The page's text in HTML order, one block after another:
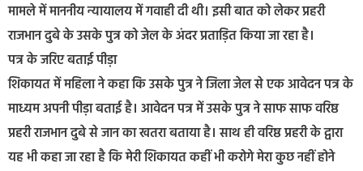
मामले में माननीय न्यायालय में गवाही दी थी। इसी बात को लेकर प्रहरी
राजभान दुबे के उसके पुत्र को जेल के अंदर प्रताड़ित किया जा रहा है।
पत्र के जरिए बताई पीड़ा
शिकायत में महिला ने कहा कि उसके पुत्र ने जिला जेल से एक आवेदन पत्र के
माध्यम अपनी पीड़ा बताई है। आवेदन पत्र में उसके पुत्र ने साफ साफ वरिष्ठ
प्रहरी राजभान दुबे से जान का खतरा बताया है। साथ ही वरिष्ठ प्रहरी के द्वारा
यह भी कहा जा रहा है कि मेरी शिकायत कहीं भी करोगे मेरा कुछ नहीं होने